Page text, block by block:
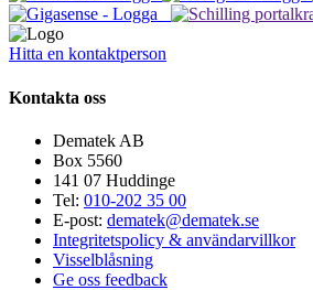
Hitta en kontaktperson
Kontakta oss
Dematek AB
Box 5560
141 07 Huddinge
Tel: 010-202 35 00
E-post: dematek@dematek.se
Integritetspolicy & användarvillkor
Visselblåsning
Ge oss feedback